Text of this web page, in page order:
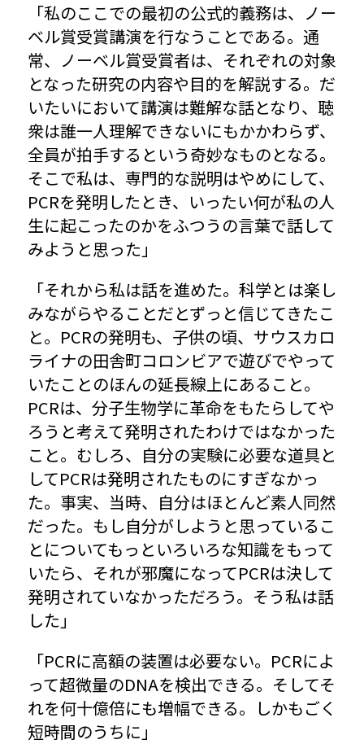
「私のここでの最初の公式的義務は、ノー
ベル賞受賞講演を行なうことである。通
常、ノーベル賞受賞者は、それぞれの対象
となった研究の内容や目的を解説する。だ
いたいにおいて講演は難解な話となり、聴
衆は誰一人理解できないにもかかわらず、
全員が拍手するという奇妙なものとなる。
そこで私は、専門的な説明はやめにして、
PCRを発明したとき、いったい何が私の人
生に起こったのかをふつうの言葉で話して
みようと思った」
「それから私は話を進めた。科学とは楽し
みながらやることだとずっと信じてきたこ
と。PCRの発明も、子供の頃、サウスカロ
ライナの田舎町コロンビアで遊びでやって
いたことのほんの延長線上にあること。
PCRは、分子生物学に革命をもたらしてや
ろうと考えて発明されたわけではなかった
こと。むしろ、自分の実験に必要な道具と
してPCRは発明されたものにすぎなかっ
た。事実、当時、自分はほとんど素人同然
だった。もし自分がしようと思っているこ
とについてもっといろいろな知識をもって
いたら、それが邪魔になってPCRは決して
発明されていなかっただろう。そう私は話
した」
「PCRに高額の装置は必要ない。PCRによ
って超微量のDNAを検出できる。そしてそ
れを何十億倍にも増幅できる。しかもごく
短時間のうちに」